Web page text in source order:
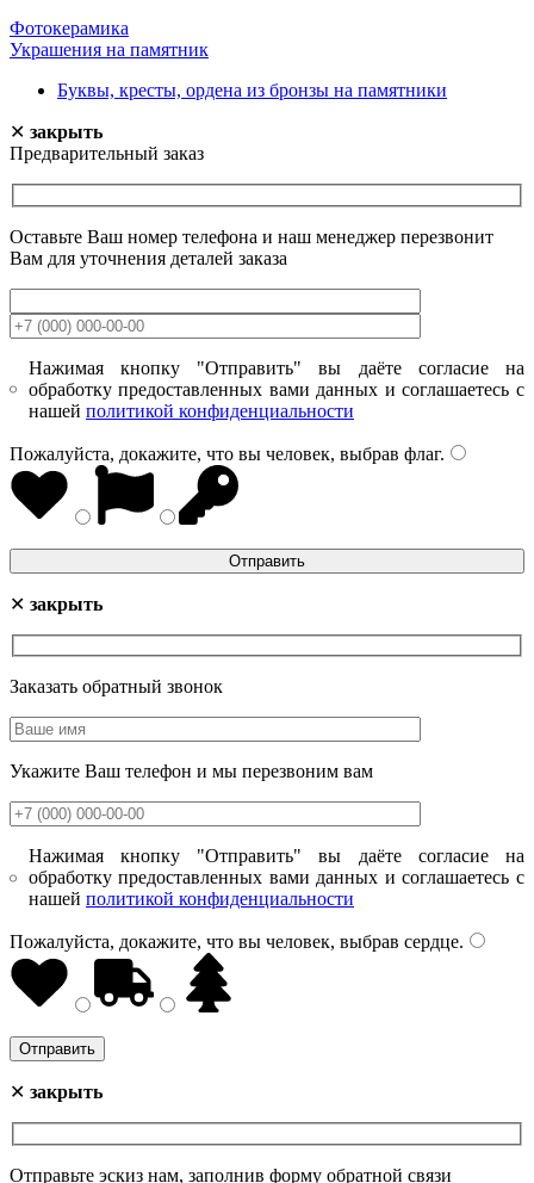
Фотокерамика
Украшения на памятник
Буквы, кресты, ордена из бронзы на памятники
✕ закрыть
Предварительный заказ
Оставьте Ваш номер телефона и наш менеджер перезвонит
Вам для уточнения деталей заказа
Нажимая кнопку "Отправить" вы даёте согласие на
обработку предоставленных вами данных и соглашаетесь с
нашей политикой конфиденциальности
Пожалуйста, докажите, что вы человек, выбрав флаг.
✕ закрыть
Заказать обратный звонок
Укажите Ваш телефон и мы перезвоним вам
Нажимая кнопку "Отправить" вы даёте согласие на
обработку предоставленных вами данных и соглашаетесь с
нашей политикой конфиденциальности
Пожалуйста, докажите, что вы человек, выбрав сердце.
✕ закрыть
Отправьте эскиз нам, заполнив форму обратной связи